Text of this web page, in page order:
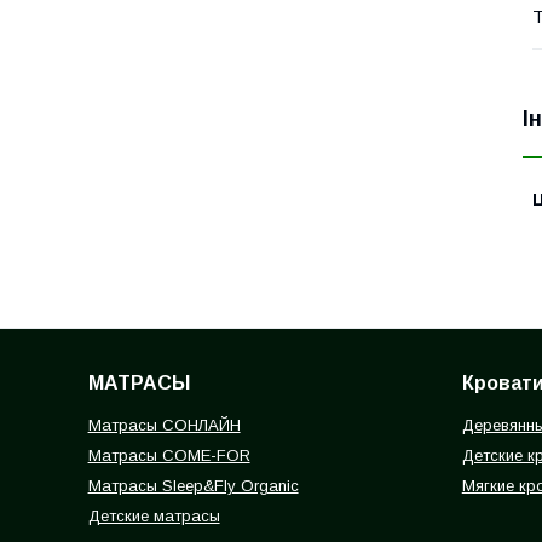
МАТРАСЫ
Матрасы СОНЛАЙН
Матрасы COME-FOR
Матрасы Sleep&Fly Organic
Детские матрасы
Кровати
Детские
Мягкие